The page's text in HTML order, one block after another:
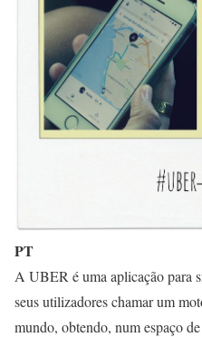
PT
A UBER é uma aplicação para
seus utilizadores chamar um
mundo, obtendo, num espaço